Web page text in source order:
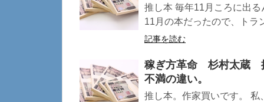
推し本 毎年11月ころに出
11月の本だったので、トラ
記事を読む
稼ぎ方革命 杉村太蔵
不満の違い。
推し本。作家買いです。